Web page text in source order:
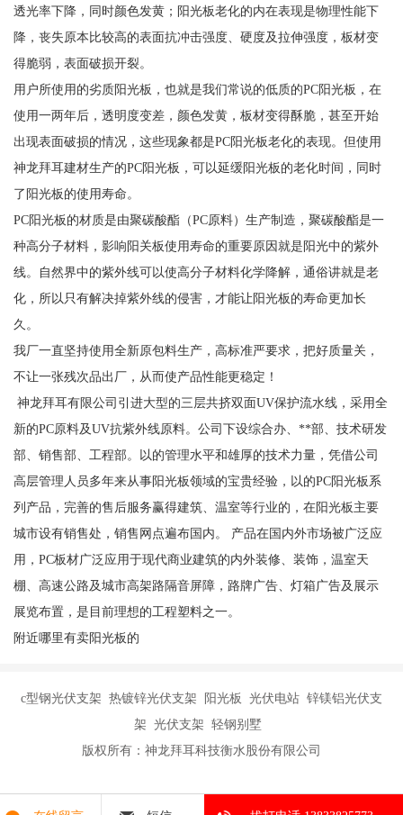
透光率下降，同时颜色发黄；阳光板老化的内在表现是物理性能下
降，丧失原本比较高的表面抗冲击强度、硬度及拉伸强度，板材变
得脆弱，表面破损开裂。
用户所使用的劣质阳光板，也就是我们常说的低质的PC阳光板，在
使用一两年后，透明度变差，颜色发黄，板材变得酥脆，甚至开始
出现表面破损的情况，这些现象都是PC阳光板老化的表现。但使用
神龙拜耳建材生产的PC阳光板，可以延缓阳光板的老化时间，同时
了阳光板的使用寿命。
PC阳光板的材质是由聚碳酸酯（PC原料）生产制造，聚碳酸酯是一
种高分子材料，影响阳关板使用寿命的重要原因就是阳光中的紫外
线。自然界中的紫外线可以使高分子材料化学降解，通俗讲就是老
化，所以只有解决掉紫外线的侵害，才能让阳光板的寿命更加长
久。
我厂一直坚持使用全新原包料生产，高标准严要求，把好质量关，
不让一张残次品出厂，从而使产品性能更稳定！
神龙拜耳有限公司引进大型的三层共挤双面UV保护流水线，采用全
新的PC原料及UV抗紫外线原料。公司下设综合办、**部、技术研发
部、销售部、工程部。以的管理水平和雄厚的技术力量，凭借公司
高层管理人员多年来从事阳光板领域的宝贵经验，以的PC阳光板系
列产品，完善的售后服务赢得建筑、温室等行业的，在阳光板主要
城市设有销售处，销售网点遍布国内。 产品在国内外市场被广泛应
用，PC板材广泛应用于现代商业建筑的内外装修、装饰，温室天
棚、高速公路及城市高架路隔音屏障，路牌广告、灯箱广告及展示
展览布置，是目前理想的工程塑料之一。
附近哪里有卖阳光板的
c型钢光伏支架 热镀锌光伏支架 阳光板 光伏电站 锌镁铝光伏支
架 光伏支架 轻钢别墅
版权所有：神龙拜耳科技衡水股份有限公司